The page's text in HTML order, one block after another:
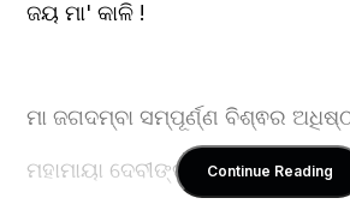
ଜୟ ମା' କାଳି !
ମା ଜଗଦମ୍ବା ସମ୍ପୂର୍ଣ୍ଣ ବିଶ୍ଵର
ମହାମାୟା ଦେବୀଙ୍କର ଶକ୍ତି ଅନାଦି ଓ
Continue Reading